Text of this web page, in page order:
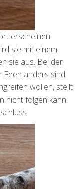
erscheinen
sie mit einem
sie aus. Bei der
Feen anders sind
wollen, stellt
nicht folgen kann.